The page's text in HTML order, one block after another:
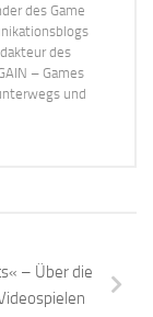
des Game
des
– Games
und
– Über die